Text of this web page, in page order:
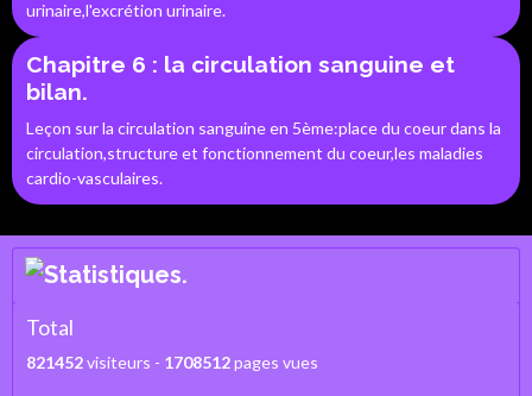
urinaire,l'excrétion urinaire.
Chapitre 6 : la circulation sanguine et
bilan.
Leçon sur la circulation sanguine en 5ème:place du coeur dans la
circulation,structure et fonctionnement du coeur,les maladies
cardio-vasculaires.
Total
821452visiteurs - 1708512pages vues